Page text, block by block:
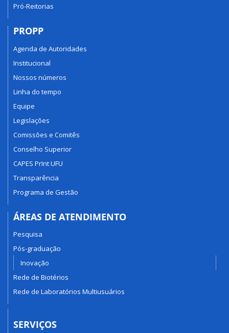
Pró-Reitorias
PROPP
Agenda de Autoridades
Institucional
Nossos números
Linha do tempo
Equipe
Legislações
Comissões e Comitês
Conselho Superior
CAPES PrInt UFU
Transparência
Programa de Gestão
ÁREAS DE ATENDIMENTO
Pesquisa
Pós-graduação
Inovação
Rede de Biotérios
Rede de Laboratórios Multiusuários
SERVIÇOS